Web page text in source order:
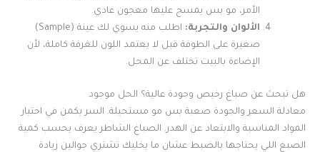
الأمر، مو بس يمسح عليها معجون عادي.
الألوان والتجربة:
اطلب منه يسوي لك عينة (Sample)
صغيرة على الطوفة قبل لا يعتمد اللون للغرفة كاملة، لأن
الإضاءة بالبيت تختلف عن المحل.
هل تبحث عن صباغ رخيص وجودة عالية؟ الحل موجود
معادلة السعر والجودة صعبة بس مو مستحيلة. السر يكمن في اختيار
المواد المناسبة والابتعاد عن الهدر. الصباغ الشاطر يعرف يحسب كمية
الصبغ اللي يحتاجها بالضبط عشان ما يخليك تشتري جوالين زيادة